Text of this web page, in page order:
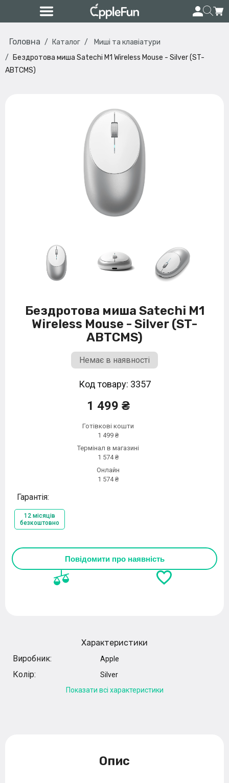
Головна Каталог
Миші та клавіатури
Бездротова миша Satechi M1 Wireless Mouse - Silver (ST-
ABTCMS)
Бездротова миша Satechi M1
Wireless Mouse - Silver (ST-
ABTCMS)
Немає в наявності
Код товару: 3357
1 499 ₴
Готівкові кошти
1 499 ₴
Термінал в магазині
1 574 ₴
Онлайн
1 574 ₴
Гарантія:
12 місяців
безкоштовно
Повідомити про наявність
Характеристики
Виробник:
Apple
Колір:
Silver
Показати всі характеристики
Опис